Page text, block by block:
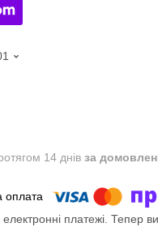
14 днів за
електронні платежі. Тепер